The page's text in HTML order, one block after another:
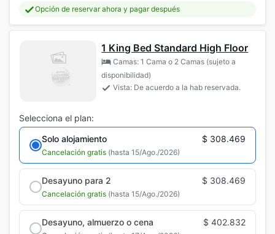
Opción de reservar ahora y pagar después
1 King Bed Standard High Floor
Camas: 1 Cama o 2 Camas (sujeto a
disponibilidad)
Vista: De acuerdo a la hab reservada.
Selecciona el plan:
Solo alojamiento
$ 308.469
Cancelación gratis (hasta 15/Ago./2026)
Desayuno para 2 $ 308.469
Cancelación gratis (hasta 15/Ago./2026)
Desayuno, almuerzo o cena $ 402.832